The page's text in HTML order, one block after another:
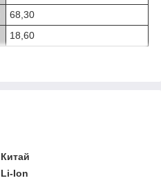
68,30
18,60
Китай
Li-Ion